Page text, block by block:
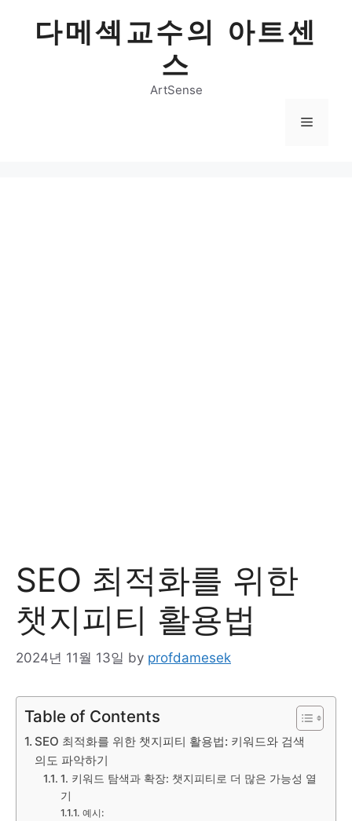
다메섹교수의 아트센
스
ArtSense
Menu
SEO 최적화를 위한
챗지피티 활용법
2024년 11월 13일 by profdamesek
Table of Contents
SEO 최적화를 위한 챗지피티 활용법: 키워드와 검색
의도 파악하기
1. 키워드 탐색과 확장: 챗지피티로 더 많은 가능성 열
기
예시: